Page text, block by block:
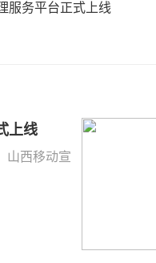
服务平台正式上线
上线
山西移动宣